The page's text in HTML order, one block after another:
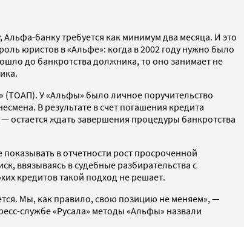
банку требуется как минимум два месяца. И это
юристов в «Альфе»: когда в 2002 году нужно было
до банкротства должника, то оно занимает не
(ТОАП). У «Альфы» было личное поручительство
В результате в счет погашения кредита
ждать завершения процедуры банкротства
в отчетности рост просроченной
ввязываясь в судебные разбирательства с
кредитов такой подход не решает.
Мы, как правило, свою позицию не меняем», —
службе «Русала» методы «Альфы» назвали